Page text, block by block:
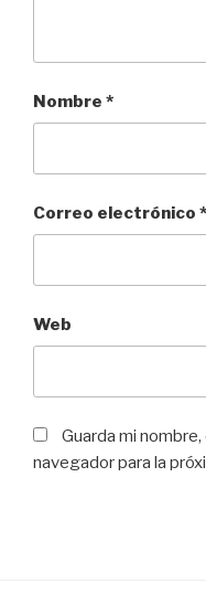
Nombre *
Correo electrónico *
Web
Guarda mi
navegador para la